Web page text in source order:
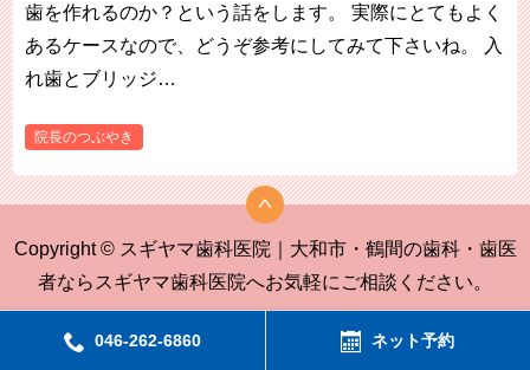
歯を作れるのか？という話をします。 実際にとてもよく
あるケースなので、どうぞ参考にしてみて下さいね。 入
れ歯とブリッジ…
院長のつぶやき
Copyright © スギヤマ歯科医院｜大和市・鶴間の歯科・歯医
者ならスギヤマ歯科医院へお気軽にご相談ください。
046-262-6860 ネット予約